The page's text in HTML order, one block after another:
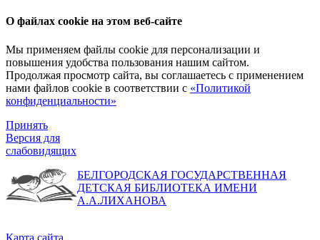
О файлах cookie на этом веб-сайте
Мы применяем файлы cookie для персонализации и
повышения удобства пользования нашим сайтом.
Продолжая просмотр сайта, вы соглашаетесь с применением
нами файлов cookie в соответствии с «Политикой
конфиденциальности»
Принять
Версия для
слабовидящих
БЕЛГОРОДСКАЯ ГОСУДАРСТВЕННАЯ
ДЕТСКАЯ БИБЛИОТЕКА ИМЕНИ
А.А.ЛИХАНОВА
Карта сайта